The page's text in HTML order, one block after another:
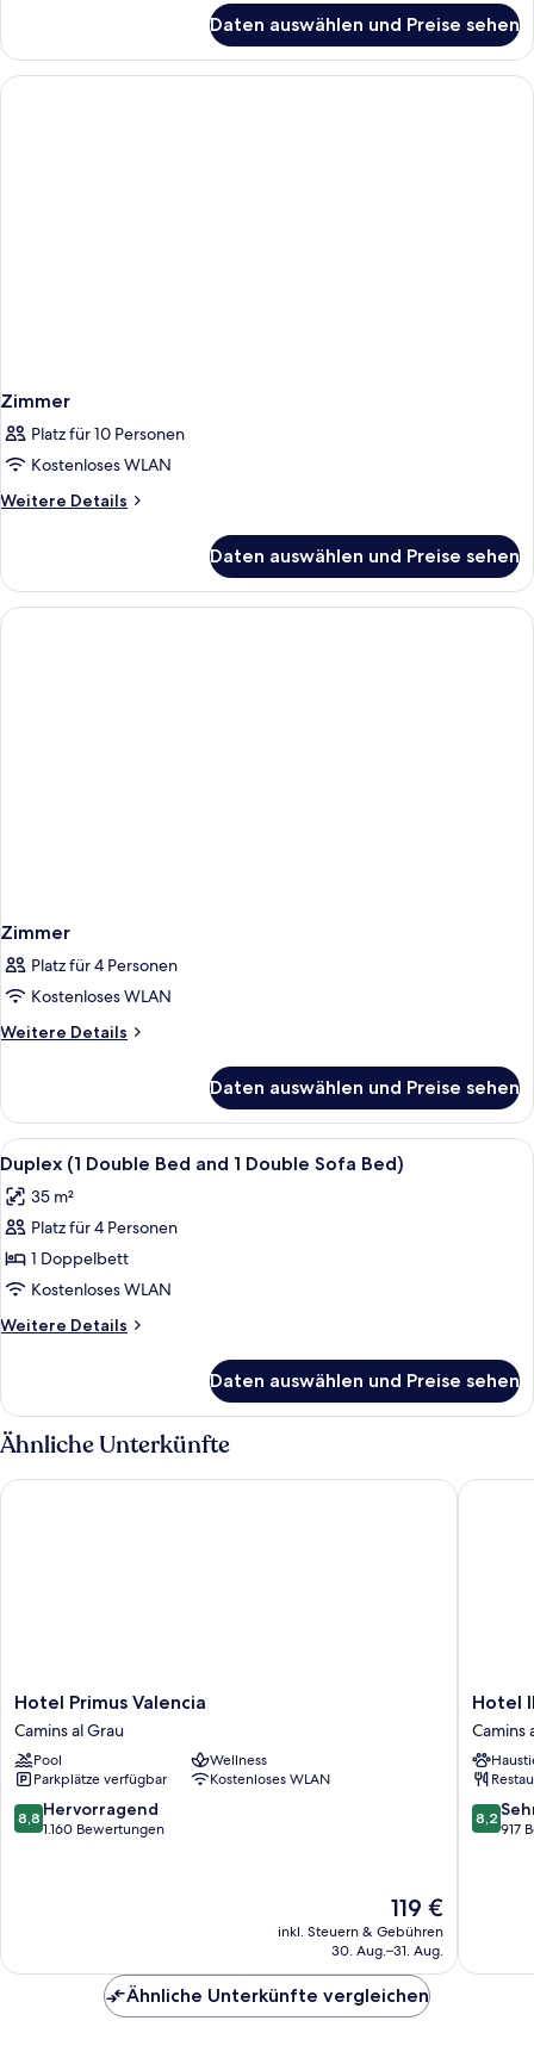
Daten auswählen und Preise sehen
Zimmer
Platz für 10 Personen
Kostenloses WLAN
Weitere Details
Weitere
Daten auswählen und Preise sehen
Zimmer
Platz für 4 Personen
Kostenloses WLAN
Weitere Details
Weitere
Daten auswählen und Preise sehen
Alle
Fotos
für
Duplex
(1
Double
Bed
and
Double
Sofa
Bed)
anzeigen
Zimmersafe, Schreibtisch,
8
Duplex (1 Double Bed and 1 Double Sofa Bed)
35 m²
Platz für 4 Personen
1 Doppelbett
Kostenloses WLAN
Weitere Details
Weitere
(1
Double
Bed
and
1
Daten auswählen und Preise sehen
Ähnliche Unterkünfte
Hotel
Primus
Valencia
Camins
al
Grau
Hotel Primus Valencia
Camins al Grau
Pool
Wellness
Parkplätze verfügbar
Kostenloses WLAN
8.8
von
8,8 Hervorragend
1.160 Bewertungen
Der
Preis
beträgt
119 €
inkl. Steuern & Gebühren
30. Aug.–31. Aug.
Hotel Primus Valencia
Hotel
Aqua
3
Camins
al
Grau
Hotel
Camins
8.2
von
8,2
917
Hotel
Ähnliche Unterkünfte vergleichen